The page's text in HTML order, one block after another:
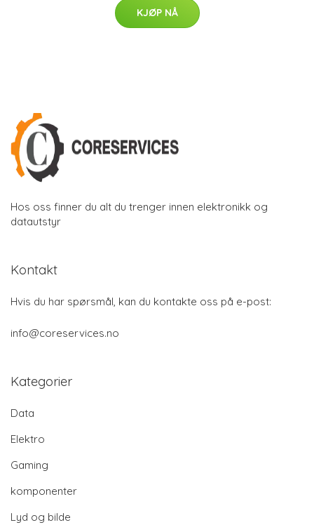
KJØP NÅ
Hos oss finner du alt du trenger innen elektronikk og
datautstyr
Kontakt
Hvis du har spørsmål, kan du kontakte oss på e-post:
info@coreservices.no
Kategorier
Data
Elektro
Gaming
komponenter
Lyd og bilde